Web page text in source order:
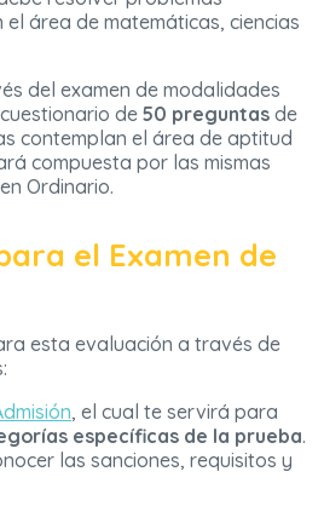
área de matemáticas, ciencias
del examen de modalidades
de 50 preguntas de
contemplan el área de aptitud
compuesta por las mismas
Ordinario.
el Examen de
esta evaluación a través de
, el cual te servirá para
específicas de la prueba.
las sanciones, requisitos y